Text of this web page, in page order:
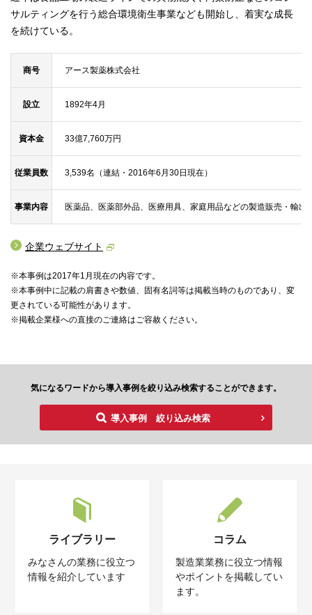
サルティングを行う総合環境衛生事業なども開始し、着実な成長
を続けている。
商号 アース製薬株式会社
設立 1892年4月
資本金 33億7,760万円
従業員数 3,539名（連結・2016年6月30日現在）
事業内容 医薬品、医薬部外品、医療用具、家庭用品などの製造販売・輸出
企業ウェブサイト
※本事例は2017年1月現在の内容です。
※本事例中に記載の肩書きや数値、固有名詞等は掲載当時のものであり、変
更されている可能性があります。
※掲載企業様への直接のご連絡はご容赦ください。
気になるワードから導入事例を絞り込み検索することができます。
導入事例 絞り込み検索
ライブラリー
みなさんの業務に役立つ
情報を紹介しています
コラム
製造業業務に役立つ情報
やポイントを掲載してい
ます。